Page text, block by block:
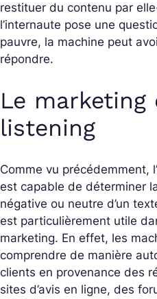
restituer du contenu par
l’internaute pose une
pauvre, la machine peut
répondre.
Le
listening
Comme vu précédemment,
est capable de déterminer
négative ou neutre d’un
est particulièrement utile
marketing. En effet, les
comprendre de manière
clients en provenance des
sites d’avis en ligne, des